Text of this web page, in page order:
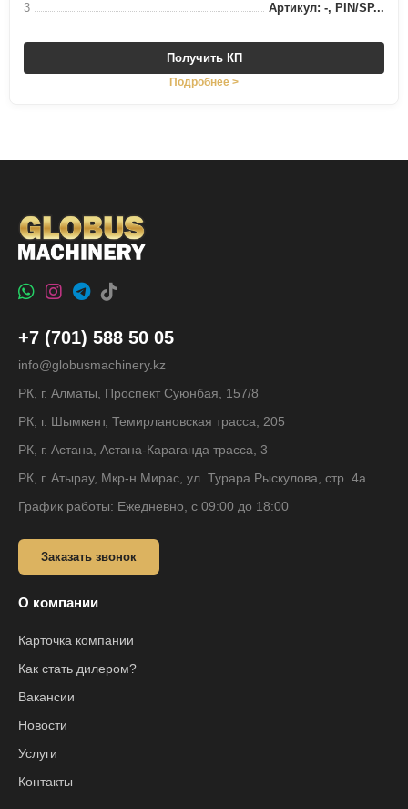
3 Артикул: -, PIN/SP...
Получить КП
Подробнее >
+7 (701) 588 50 05
info@globusmachinery.kz
РК, г. Алматы, Проспект Суюнбая, 157/8
РК, г. Шымкент, Темирлановская трасса, 205
РК, г. Астана, Астана-Караганда трасса, 3
РК, г. Атырау, Мкр-н Мирас, ул. Турара Рыскулова, стр. 4а
График работы: Ежедневно, с 09:00 до 18:00
Заказать звонок
О компании
Карточка компании
Как стать дилером?
Вакансии
Новости
Услуги
Контакты